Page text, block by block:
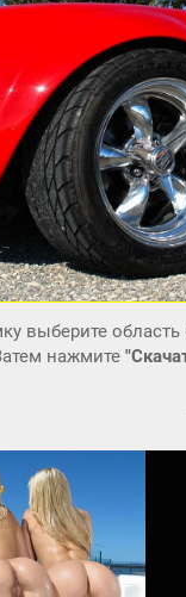
выберите
нажмите